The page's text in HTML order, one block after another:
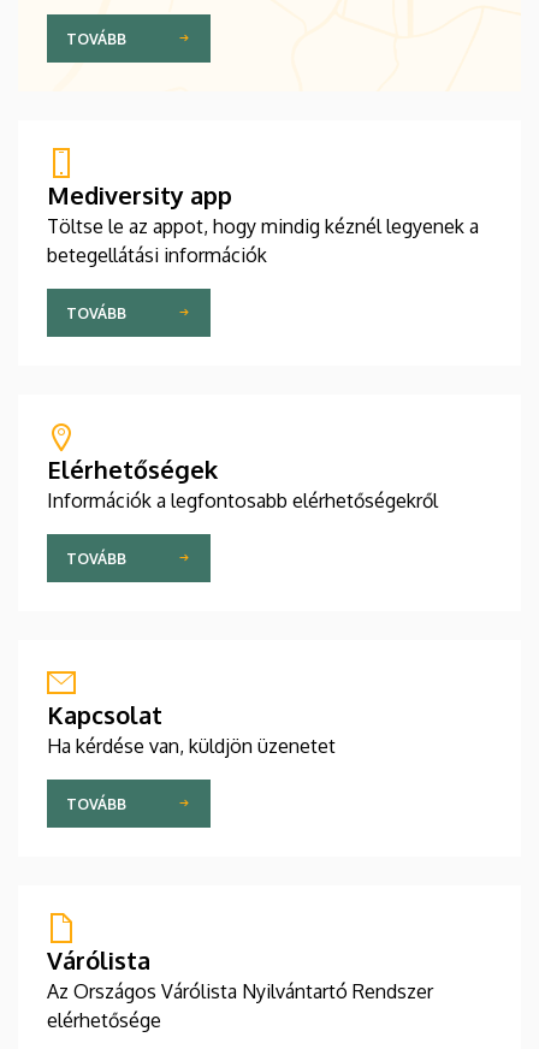
TOVÁBB
Mediversity app
Töltse le az appot, hogy mindig kéznél legyenek a
betegellátási információk
TOVÁBB
Elérhetőségek
Információk a legfontosabb elérhetőségekről
TOVÁBB
Kapcsolat
Ha kérdése van, küldjön üzenetet
TOVÁBB
Várólista
Az Országos Várólista Nyilvántartó Rendszer
elérhetősége